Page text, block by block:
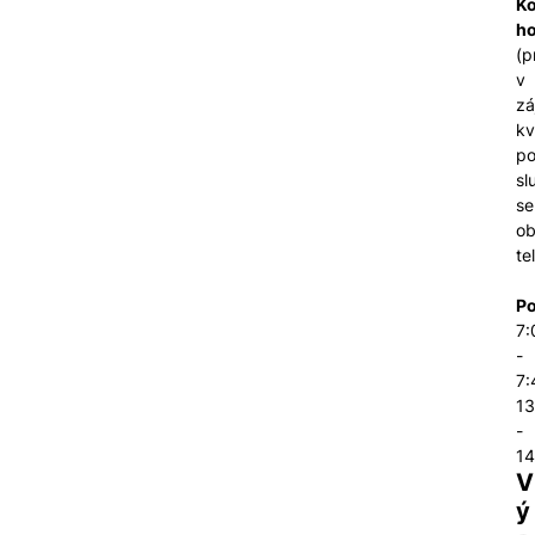
v
se
-
-
V
ý